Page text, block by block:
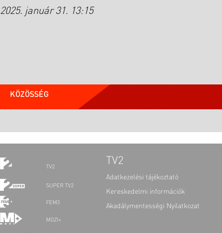
2025. január 31. 13:15
KÖZÖSSÉG
TV2
SUPER TV2
FEM3
MOZI+
TV2
Adatkezelési tájékoztató
Kereskedelmi információk
Akadálymentességi Nyilatkozat